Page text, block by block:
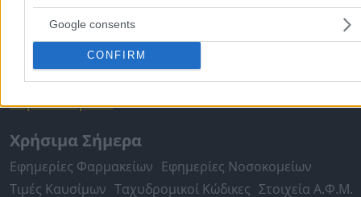
Google consents
CONFIRM
Τοπική Αναζήτηση
Θεσσαλονίκη
Καβάλα Τρίπολη
Πειραιάς Κέρκυρα Χανιά Καλαμάτα
περισσότερα >>
Χρήσιμα Σήμερα
Εφημερίες Φαρμακείων Εφημερίες Νοσοκομείων
Τιμές Καυσίμων Ταχυδρομικοί Κώδικες Στοιχεία Α.Φ.Μ.